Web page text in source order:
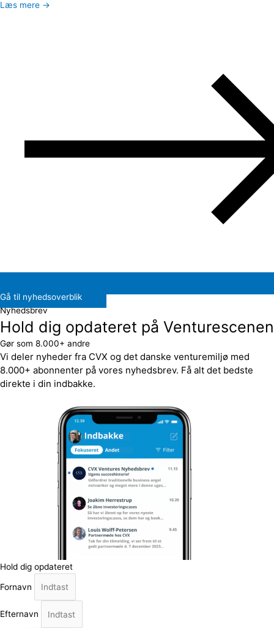
Læs mere →
Gå til nyhedsoverblik
Nyhedsbrev
Hold dig opdateret på Venturescenen
Gør som 8.000+ andre
Vi deler nyheder fra CVX og det danske venturemiljø med
8.000+ abonnenter på vores nyhedsbrev. Få alt det bedste
direkte i din indbakke.
Hold dig opdateret
Fornavn
Efternavn